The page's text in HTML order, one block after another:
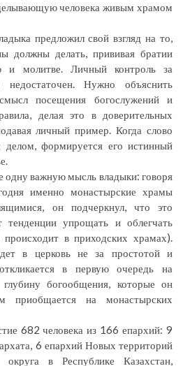
человека живым храмом
предложил свой взгляд на то,
должны делать, прививая братии
и молитве. Личный контроль за
Нужно объяснить
посещения богослужений и
делая это в доверительных
личный пример. Когда слово
делом, формируется его истинный
важную мысль владыки: говоря
именно монастырские храмы
он подчеркнул, что это
тенденции упрощать и облегчать
в приходских храмах).
в церковь не за простотой и
в первую очередь на
богообщения, которые он
приобщается на монастырских
682 человека из 166 епархий: 9
6 епархий Новых территорий
округа в Республике Казахстан,